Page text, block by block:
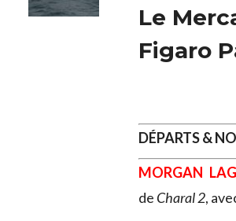
Le
Figaro
DÉPARTS &
MORGAN
de Charal 2,